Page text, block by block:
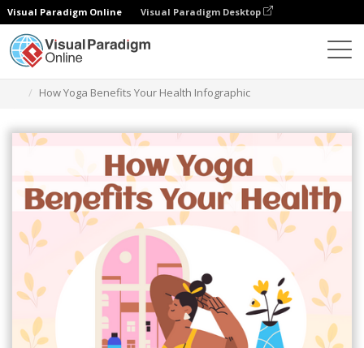
Visual Paradigm Online Visual Paradigm Desktop
How Yoga Benefits Your Health Infographic